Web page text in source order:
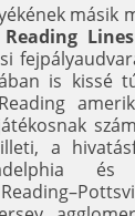
másik
Reading Lines
is kissé
a
és